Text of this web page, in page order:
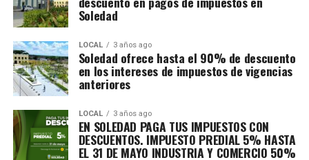
Soledad
LOCAL 3 años ago
Soledad ofrece hasta el 90% de descuento
en los intereses de impuestos de vigencias
anteriores
LOCAL 3 años ago
EN SOLEDAD PAGA TUS IMPUESTOS CON
DESCUENTOS. IMPUESTO PREDIAL 5% HASTA
EL 31 DE MAYO INDUSTRIA Y COMERCIO 50%